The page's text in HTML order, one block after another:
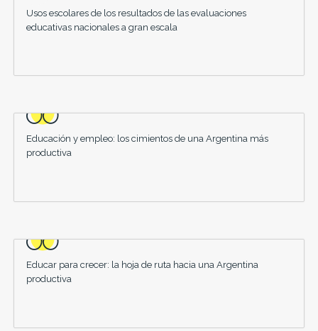
Usos escolares de los resultados de las evaluaciones
educativas nacionales a gran escala
Educación y empleo: los cimientos de una Argentina más
productiva
Educar para crecer: la hoja de ruta hacia una Argentina
productiva